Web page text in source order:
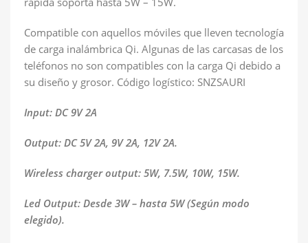
Compatible con aquellos móviles que lleven tecnología
de carga inalámbrica Qi. Algunas de las carcasas de los
teléfonos no son compatibles con la carga Qi debido a
su diseño y grosor. Código logístico: SNZSAURI
Input: DC 9V 2A
Output: DC 5V 2A, 9V 2A, 12V 2A.
Wireless charger output: 5W, 7.5W, 10W, 15W.
Led Output: Desde 3W – hasta 5W (Según modo
elegido).